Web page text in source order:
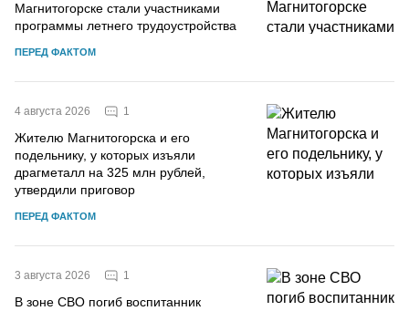
Магнитогорске стали участниками
программы летнего трудоустройства
ПЕРЕД ФАКТОМ
4 августа 2026 1
Жителю Магнитогорска и его
подельнику, у которых изъяли
драгметалл на 325 млн рублей,
утвердили приговор
ПЕРЕД ФАКТОМ
3 августа 2026 1
В зоне СВО погиб воспитанник